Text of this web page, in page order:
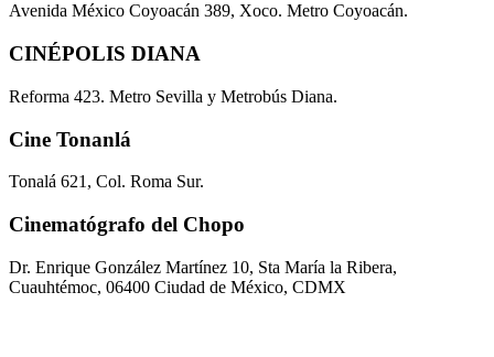
Avenida México Coyoacán 389, Xoco. Metro Coyoacán.
CINÉPOLIS DIANA
Reforma 423. Metro Sevilla y Metrobús Diana.
Cine Tonanlá
Tonalá 621, Col. Roma Sur.
Cinematógrafo del Chopo
Dr. Enrique González Martínez 10, Sta María la Ribera,
Cuauhtémoc, 06400 Ciudad de México, CDMX